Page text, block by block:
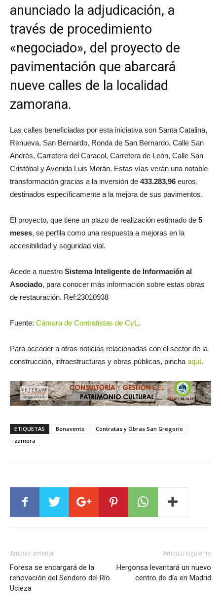
anunciado la adjudicación, a
través de procedimiento
«negociado», del proyecto de
pavimentación que abarcará
nueve calles de la localidad
zamorana.
Las calles beneficiadas por esta iniciativa son Santa Catalina,
Renueva, San Bernardo, Ronda de San Bernardo, Calle San
Andrés, Carretera del Caracol, Carretera de León, Calle San
Cristóbal y Avenida Luis Morán. Estas vías verán una notable
transformación gracias a la inversión de 433.283,96 euros,
destinados específicamente a la mejora de sus pavimentos.
El proyecto, que tiene un plazo de realización estimado de 5
meses, se perfila como una respuesta a mejoras en la
accesibilidad y seguridad vial.
Acede a nuestro Sistema Inteligente de Información al
Asociado, para conocer más información sobre estas obras
de restauración. Ref:23010938
Fuente: Cámara de Contratistas de CyL.
Para acceder a otras noticias relacionadas con el sector de la
construcción, infraestructuras y obras públicas, pincha aquí.
ETIQUETAS Benavente
Contratas y Obras San Gregorio
zamora
Artículo anterior
Foresa se encargará de la
renovación del Sendero del Río
Ucieza
Artículo siguiente
Hergonsa levantará un nuevo
centro de día en Madrid